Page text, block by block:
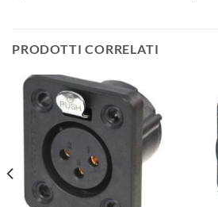
PRODOTTI CORRELATI